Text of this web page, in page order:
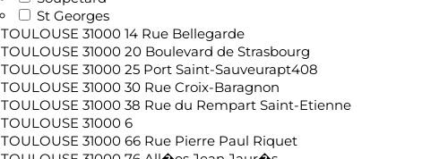
St Georges
TOULOUSE 31000 14 Rue Bellegarde
TOULOUSE 31000 20 Boulevard de Strasbourg
TOULOUSE 31000 25 Port Saint-Sauveurapt408
TOULOUSE 31000 30 Rue Croix-Baragnon
TOULOUSE 31000 38 Rue du Rempart Saint-Etienne
TOULOUSE 31000 6
TOULOUSE 31000 66 Rue Pierre Paul Riquet